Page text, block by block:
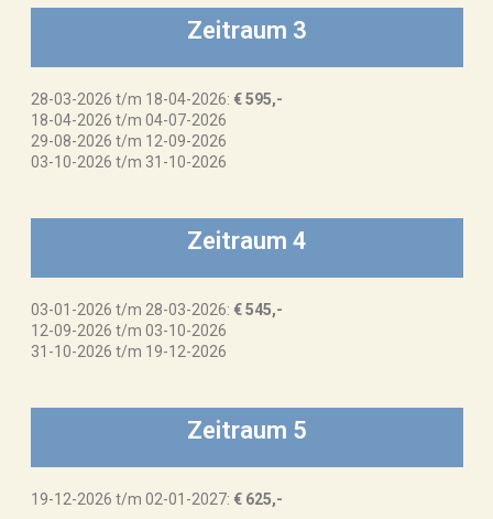
Zeitraum 3
28-03-2026 t/m 18-04-2026: € 595,-
18-04-2026 t/m 04-07-2026
29-08-2026 t/m 12-09-2026
03-10-2026 t/m 31-10-2026
Zeitraum 4
03-01-2026 t/m 28-03-2026: € 545,-
12-09-2026 t/m 03-10-2026
31-10-2026 t/m 19-12-2026
Zeitraum 5
19-12-2026 t/m 02-01-2027: € 625,-